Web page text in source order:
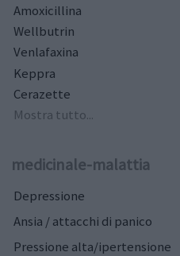
Amoxicillina
Wellbutrin
Venlafaxina
Keppra
Cerazette
Mostra tutto...
medicinale-malattia
Depressione
Ansia / attacchi di panico
Pressione alta/ipertensione